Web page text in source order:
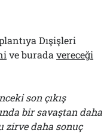
Dışişleri
ve buradavereceği
son çıkış
bir savaştan daha
zirve daha sonuç